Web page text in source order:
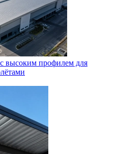
высоким профилем для